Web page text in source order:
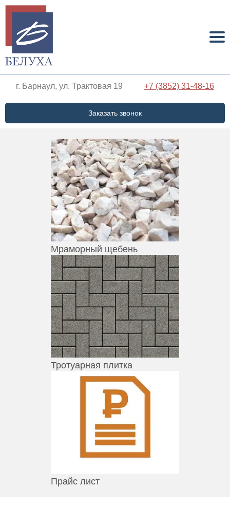
г. Барнаул, ул. Трактовая 19 +7 (3852) 31-48-16
Заказать звонок
Мраморный щебень
Тротуарная плитка
Прайс лист